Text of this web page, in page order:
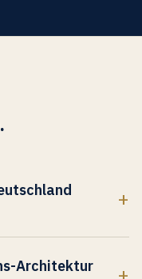
unklare
Architektur